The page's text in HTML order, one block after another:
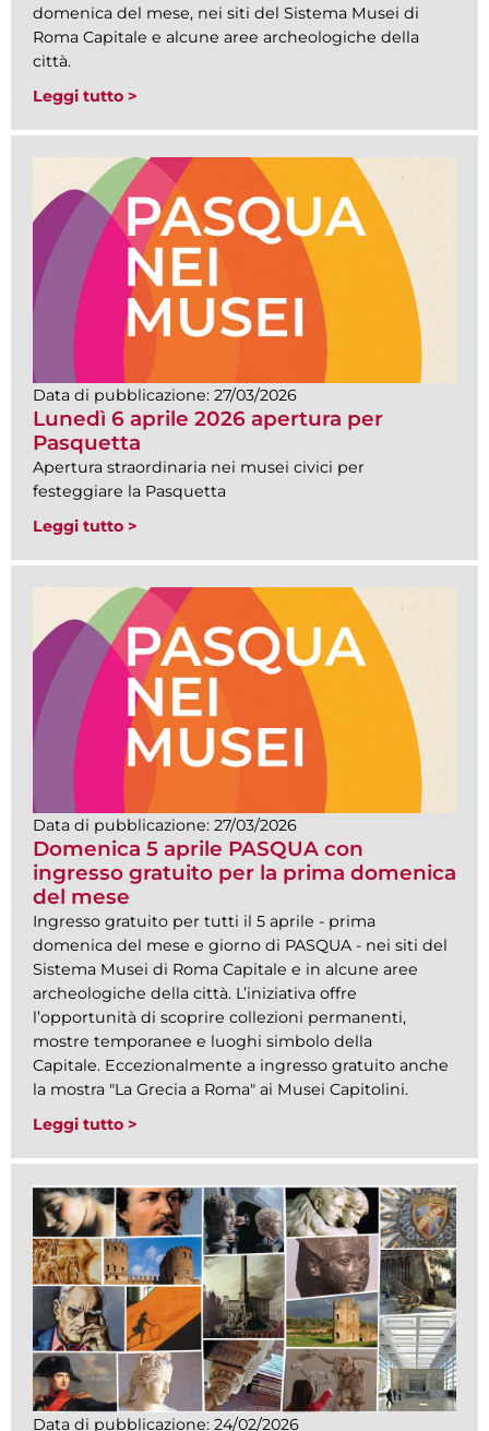
domenica del mese, nei siti del Sistema Musei di
Roma Capitale e alcune aree archeologiche della
città.
Leggi tutto >
Data di pubblicazione: 27/03/2026
Lunedì 6 aprile 2026 apertura per
Pasquetta
Apertura straordinaria nei musei civici per
festeggiare la Pasquetta
Leggi tutto >
Data di pubblicazione: 27/03/2026
Domenica 5 aprile PASQUA con
ingresso gratuito per la prima domenica
del mese
Ingresso gratuito per tutti il 5 aprile - prima
domenica del mese e giorno di PASQUA - nei siti del
Sistema Musei di Roma Capitale e in alcune aree
archeologiche della città. L’iniziativa offre
l’opportunità di scoprire collezioni permanenti,
mostre temporanee e luoghi simbolo della
Capitale. Eccezionalmente a ingresso gratuito anche
la mostra "La Grecia a Roma" ai Musei Capitolini.
Leggi tutto >
Data di pubblicazione: 24/02/2026